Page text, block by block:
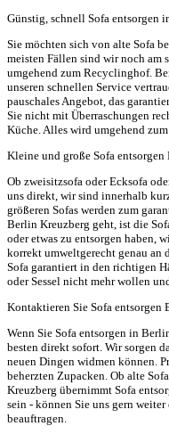
Günstig, schnell Sofa entsorgen
Sie möchten sich von alte Sofa
meisten Fällen sind wir noch am
umgehend zum Recyclinghof.
unseren schnellen Service
pauschales Angebot, das
Sie nicht mit Überraschungen
Küche. Alles wird umgehend
Kleine und große Sofa
Ob zweisitzsofa oder Ecksofa
uns direkt, wir sind innerhalb
größeren Sofas werden zum
Berlin Kreuzberg geht, ist die
oder etwas zu entsorgen haben,
korrekt umweltgerecht genau an
Sofa garantiert in den richtigen
oder Sessel nicht mehr wollen
Kontaktieren Sie Sofa
Wenn Sie Sofa entsorgen in
besten direkt sofort. Wir sorgen
neuen Dingen widmen können.
beherzten Zupacken. Ob alte
Kreuzberg übernimmt Sofa
sein - können Sie uns gern
beauftragen.